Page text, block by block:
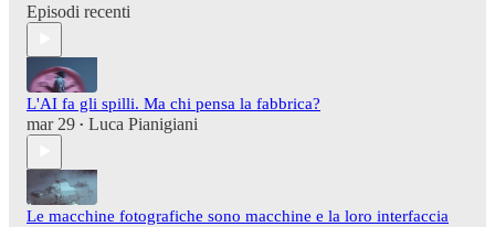
Episodi recenti
L'AI fa gli spilli. Ma chi pensa la fabbrica?
mar 29 • Luca Pianigiani
Le macchine fotografiche sono macchine e la loro interfaccia